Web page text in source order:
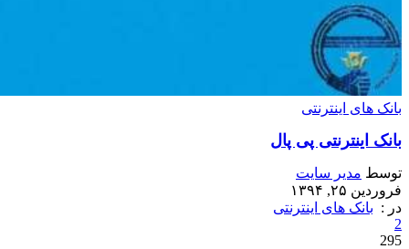
بانک های اینترنتی
بانک اینترنتی پی پال
توسط مدیر سایت
فروردین ۲۵, ۱۳۹۴
در : بانک های اینترنتی
2
295